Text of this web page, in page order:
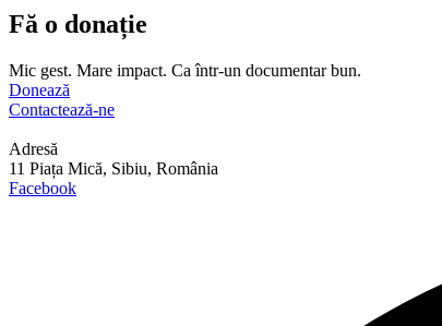
Fă o donație
Mic gest. Mare impact. Ca într-un documentar bun.
Donează
Contactează-ne
Adresă
11 Piața Mică, Sibiu, România
Facebook